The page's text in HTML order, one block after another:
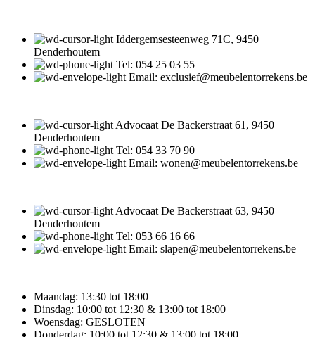
Iddergemsesteenweg 71C, 9450
Denderhoutem
Tel: 054 25 03 55
Email: exclusief@meubelentorrekens.be
Advocaat De Backerstraat 61, 9450
Denderhoutem
Tel: 054 33 70 90
Email: wonen@meubelentorrekens.be
Advocaat De Backerstraat 63, 9450
Denderhoutem
Tel: 053 66 16 66
Email: slapen@meubelentorrekens.be
Maandag: 13:30 tot 18:00
Dinsdag: 10:00 tot 12:30 & 13:00 tot 18:00
Woensdag: GESLOTEN
Donderdag: 10:00 tot 12:30 & 13:00 tot 18:00